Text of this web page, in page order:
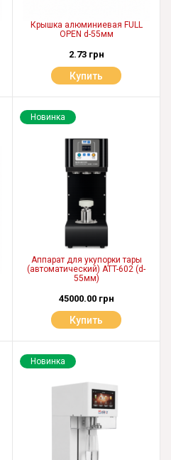
Крышка алюминиевая FULL
OPEN d-55мм
2.73 грн
Купить
Новинка
Аппарат для укупорки тары
(автоматический) ATT-602 (d-
55мм)
45000.00 грн
Купить
Новинка